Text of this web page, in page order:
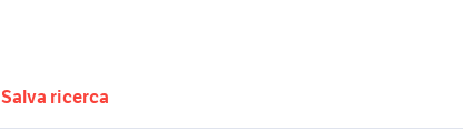
Salva ricerca